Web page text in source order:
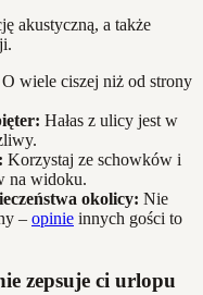
akustyczną, a także
O wiele ciszej niż od strony
Hałas z ulicy jest w
Korzystaj ze schowków i
na widoku.
okolicy: Nie
– opinie innych gości to
zepsuje ci urlopu